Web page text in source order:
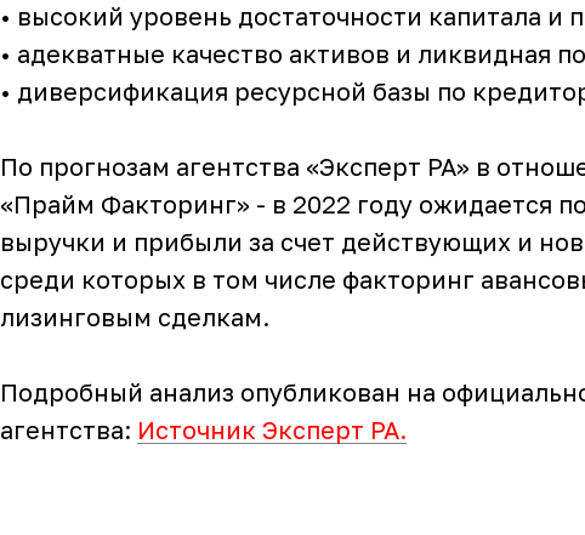
• высокий уровень достаточности капитала и
• адекватные качество активов и ликвидная
• диверсификация ресурсной базы по
По прогнозам агентства «Эксперт РА» в
«Прайм Факторинг» - в 2022 году ожидается
выручки и прибыли за счет действующих и
среди которых в том числе факторинг
лизинговым сделкам.
Подробный анализ опубликован на
агентства: Источник Эксперт РА.